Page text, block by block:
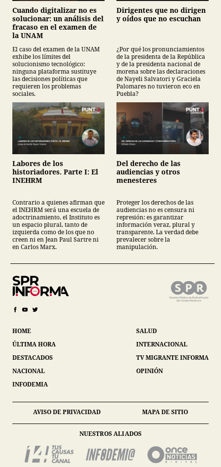
Cuando digitalizar no es
solucionar: un análisis del
fracaso en el examen de
la UNAM
El caso del examen de la UNAM
exhibe los límites del
solucionismo tecnológico:
ninguna plataforma sustituye
las decisiones políticas que
requieren los problemas
sociales.
Dirigentes que no dirigen
y oídos que no escuchan
¿Por qué los pronunciamientos
de la presidenta de la República
y de la presidenta nacional de
morena sobre las declaraciones
de Nayeli Salvatori y Graciela
Palomares no tuvieron eco en
Puebla?
Labores de los
historiadores. Parte I: El
INEHRM
Contrario a quienes afirman que
el INEHRM será una escuela de
adoctrinamiento, el Instituto es
un espacio plural, tanto de
izquierda como de los que no
creen ni en Jean Paul Sartre ni
en Carlos Marx.
Del derecho de las
audiencias y otros
menesteres
Proteger los derechos de las
audiencias no es censura ni
represión: es garantizar
información veraz, plural y
transparente. La verdad debe
prevalecer sobre la
manipulación.
HOME
ÚLTIMA HORA
DESTACADOS
NACIONAL
INFODEMIA
SALUD
INTERNACIONAL
TV MIGRANTE INFORMA
OPINIÓN
AVISO DE PRIVACIDAD MAPA DE SITIO
NUESTROS ALIADOS